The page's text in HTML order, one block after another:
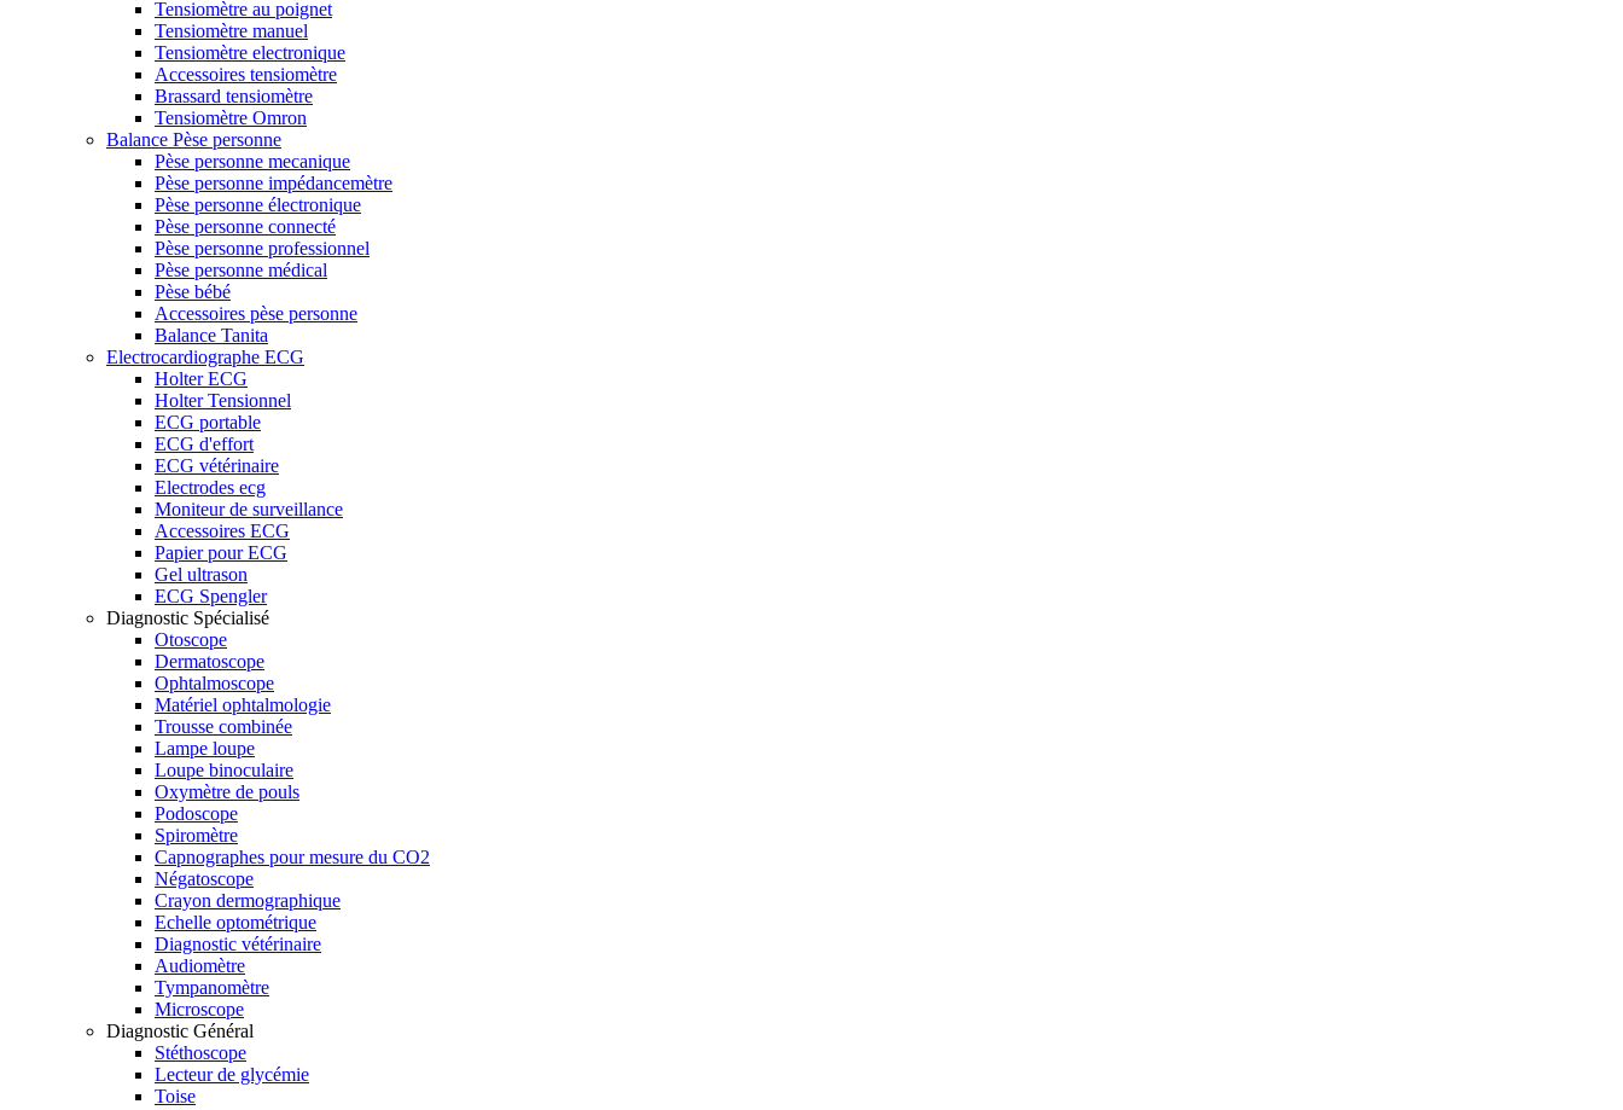
Tensiomètre au poignet
Tensiomètre manuel
Tensiomètre electronique
Accessoires tensiomètre
Brassard tensiomètre
Tensiomètre Omron
Balance Pèse personne
Pèse personne mecanique
Pèse personne impédancemètre
Pèse personne électronique
Pèse personne connecté
Pèse personne professionnel
Pèse personne médical
Pèse bébé
Accessoires pèse personne
Balance Tanita
Electrocardiographe ECG
Holter ECG
Holter Tensionnel
ECG portable
ECG d'effort
ECG vétérinaire
Electrodes ecg
Moniteur de surveillance
Accessoires ECG
Papier pour ECG
Gel ultrason
ECG Spengler
Diagnostic Spécialisé
Otoscope
Dermatoscope
Ophtalmoscope
Matériel ophtalmologie
Trousse combinée
Lampe loupe
Loupe binoculaire
Oxymètre de pouls
Podoscope
Spiromètre
Capnographes pour mesure du CO2
Négatoscope
Crayon dermographique
Echelle optométrique
Diagnostic vétérinaire
Audiomètre
Tympanomètre
Microscope
Diagnostic Général
Stéthoscope
Lecteur de glycémie
Toise